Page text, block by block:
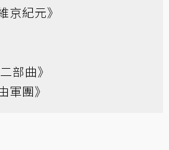
京紀元》
部曲》
軍團》